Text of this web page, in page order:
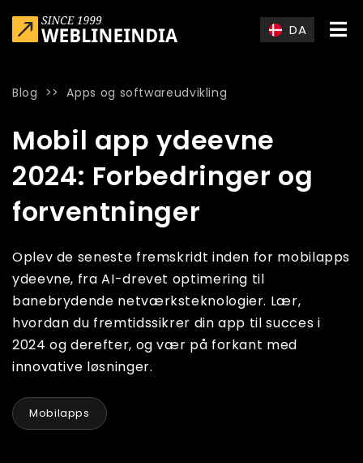
DA
Blog >>Apps og softwareudvikling
Mobil app ydeevne
2024: Forbedringer og
forventninger
Oplev de seneste fremskridt inden for mobilapps
ydeevne, fra AI-drevet optimering til
banebrydende netværksteknologier. Lær,
hvordan du fremtidssikrer din app til succes i
2024 og derefter, og vær på forkant med
innovative løsninger.
Mobilapps